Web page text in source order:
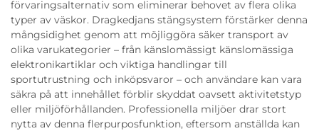
förvaringsalternativ som eliminerar behovet av flera olika
typer av väskor. Dragkedjans stängsystem förstärker denna
mångsidighet genom att möjliggöra säker transport av
olika varukategorier – från känslomässigt känslomässiga
elektronikartiklar och viktiga handlingar till
sportutrustning och inköpsvaror – och användare kan vara
säkra på att innehållet förblir skyddat oavsett aktivitetstyp
eller miljöförhållanden. Professionella miljöer drar stort
nytta av denna flerpurposfunktion, eftersom anställda kan